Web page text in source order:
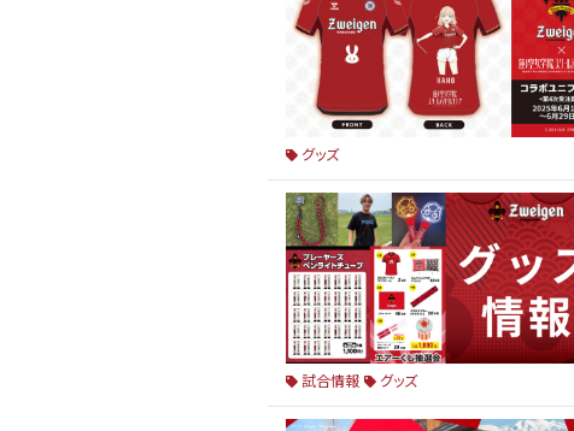
グッズ
試合情報 グッズ